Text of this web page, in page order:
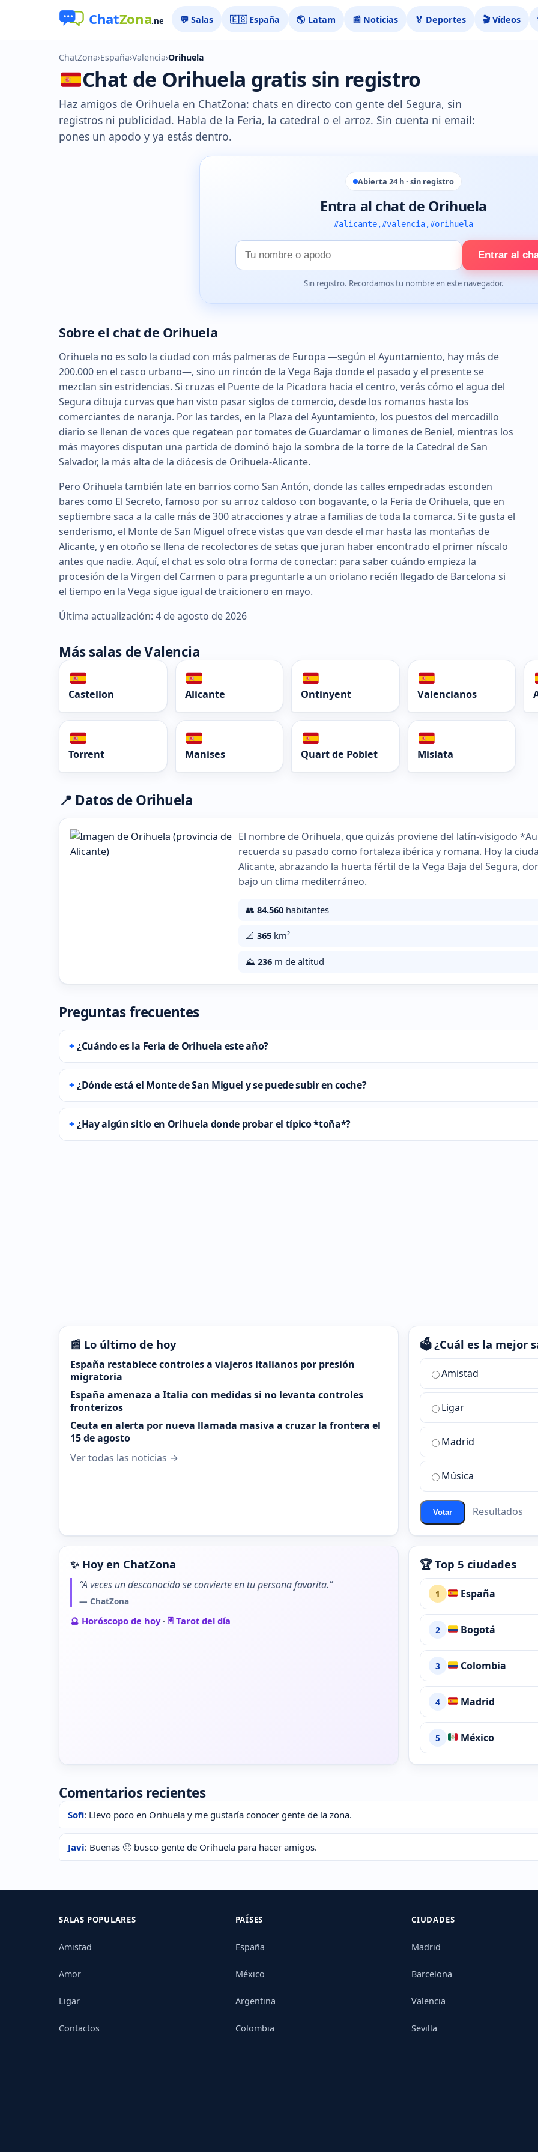
💬 Salas 🇪🇸 España 🌎 Latam 📰 Noticias 🏅 Deportes 🎬 Vídeos
ChatZona›España›Valencia›Orihuela
Chat de Orihuela gratis sin registro
Haz amigos de Orihuela en ChatZona: chats en directo con gente del Segura, sin
registros ni publicidad. Habla de la Feria, la catedral o el arroz. Sin cuenta ni email:
pones un apodo y ya estás dentro.
Abierta 24 h · sin registro
Entra al chat de Orihuela
#alicante,#valencia,#orihuela
Tu
nombre
Entrar al
Sin registro. Recordamos tu nombre en este navegador.
Sobre el chat de Orihuela
Orihuela no es solo la ciudad con más palmeras de Europa —según el Ayuntamiento, hay más de
200.000 en el casco urbano—, sino un rincón de la Vega Baja donde el pasado y el presente se
mezclan sin estridencias. Si cruzas el Puente de la Picadora hacia el centro, verás cómo el agua del
Segura dibuja curvas que han visto pasar siglos de comercio, desde los romanos hasta los
comerciantes de naranja. Por las tardes, en la Plaza del Ayuntamiento, los puestos del mercadillo
diario se llenan de voces que regatean por tomates de Guardamar o limones de Beniel, mientras los
más mayores disputan una partida de dominó bajo la sombra de la torre de la Catedral de San
Salvador, la más alta de la diócesis de Orihuela-Alicante.
Pero Orihuela también late en barrios como San Antón, donde las calles empedradas esconden
bares como El Secreto, famoso por su arroz caldoso con bogavante, o la Feria de Orihuela, que en
septiembre saca a la calle más de 300 atracciones y atrae a familias de toda la comarca. Si te gusta el
senderismo, el Monte de San Miguel ofrece vistas que van desde el mar hasta las montañas de
Alicante, y en otoño se llena de recolectores de setas que juran haber encontrado el primer níscalo
antes que nadie. Aquí, el chat es solo otra forma de conectar: para saber cuándo empieza la
procesión de la Virgen del Carmen o para preguntarle a un oriolano recién llegado de Barcelona si
el tiempo en la Vega sigue igual de traicionero en mayo.
Última actualización: 4 de agosto de 2026
Más salas de Valencia
Castellon Alicante Ontinyent Valencianos
Torrent Manises Quart de Poblet Mislata
📍 Datos de Orihuela
El nombre de Orihuela, que quizás proviene del latín‑visigodo
recuerda su pasado como fortaleza ibérica y romana. Hoy la
Alicante, abrazando la huerta fértil de la Vega Baja del Segura,
bajo un clima mediterráneo.
👥 84.560 habitantes
📐 365 km²
⛰️ 236 m de altitud
Preguntas frecuentes
¿Cuándo es la Feria de Orihuela este año?
¿Dónde está el Monte de San Miguel y se puede subir en coche?
¿Hay algún sitio en Orihuela donde probar el típico *toña*?
📰 Lo último de hoy
España restablece controles a viajeros italianos por presión
migratoria
España amenaza a Italia con medidas si no levanta controles
fronterizos
Ceuta en alerta por nueva llamada masiva a cruzar la frontera el
15 de agosto
Ver todas las noticias →
🗳️ ¿Cuál es la mejor
¿Cuál
la
mejor
sala
chat
ChatZona?
Amistad
Ligar
Madrid
Música
Votar Resultados
✨ Hoy en ChatZona
“A veces un desconocido se convierte en tu persona favorita.”
— ChatZona
🔮 Horóscopo de hoy· 🃏 Tarot del día
🏆 Top 5 ciudades
1 España
2 Bogotá
3 Colombia
4 Madrid
5 México
Comentarios recientes
Sofi: Llevo poco en Orihuela y me gustaría conocer gente de la zona.
Javi: Buenas 🙂 busco gente de Orihuela para hacer amigos.
SALAS POPULARES
Amistad
Amor
Ligar
Contactos
PAÍSES
España
México
Argentina
Colombia
CIUDADES
Madrid
Barcelona
Valencia
Sevilla